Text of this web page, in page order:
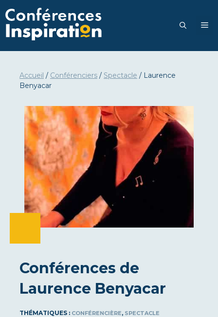
au
contenu
Accueil / Conférenciers / Spectacle / Laurence
Benyacar
Conférences de
Laurence Benyacar
THÉMATIQUES : CONFÉRENCIÈRE, SPECTACLE